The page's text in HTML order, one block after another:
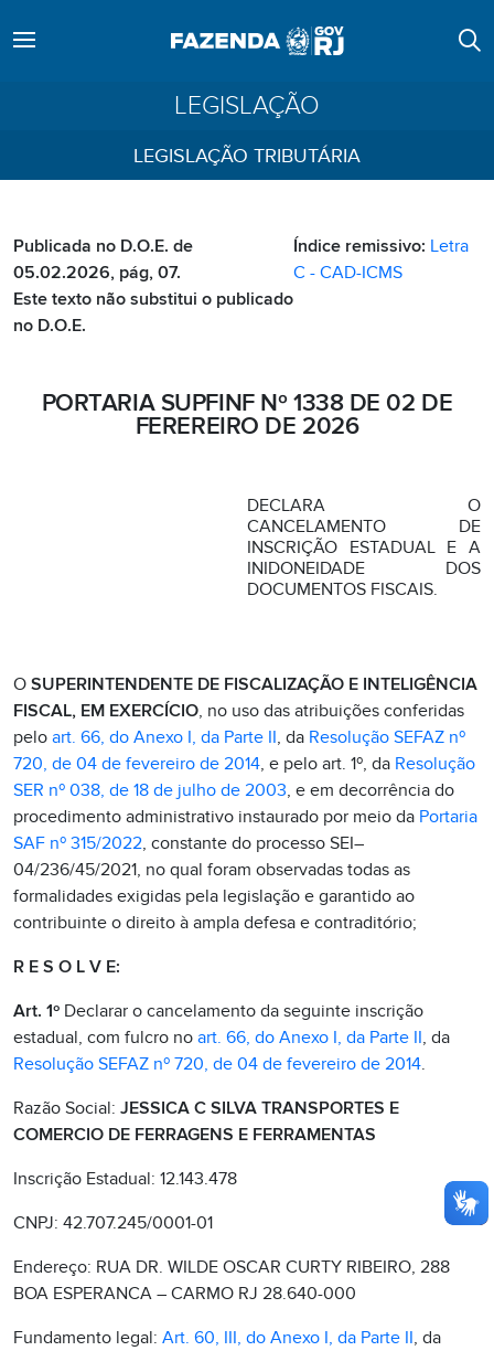
LEGISLAÇÃO
LEGISLAÇÃO TRIBUTÁRIA
Publicada no D.O.E. de
05.02.2026, pág, 07.
Este texto não substitui o publicado
no D.O.E.
Índice remissivo: Letra
C - CAD-ICMS
PORTARIA SUPFINF Nº 1338 DE 02 DE
FEREREIRO DE 2026
DECLARA O
CANCELAMENTO DE
INSCRIÇÃO ESTADUAL E A
INIDONEIDADE DOS
DOCUMENTOS FISCAIS.
O SUPERINTENDENTE DE FISCALIZAÇÃO E INTELIGÊNCIA
FISCAL, EM EXERCÍCIO, no uso das atribuições conferidas
pelo art. 66, do Anexo I, da Parte II, da Resolução SEFAZ nº
720, de 04 de fevereiro de 2014, e pelo art. 1º, da Resolução
SER nº 038, de 18 de julho de 2003, e em decorrência do
procedimento administrativo instaurado por meio da Portaria
SAF nº 315/2022, constante do processo SEI–
04/236/45/2021, no qual foram observadas todas as
formalidades exigidas pela legislação e garantido ao
contribuinte o direito à ampla defesa e contraditório;
R E S O L V E:
Art. 1º Declarar o cancelamento da seguinte inscrição
estadual, com fulcro no art. 66, do Anexo I, da Parte II, da
Resolução SEFAZ nº 720, de 04 de fevereiro de 2014.
Razão Social: JESSICA C SILVA TRANSPORTES E
COMERCIO DE FERRAGENS E FERRAMENTAS
Inscrição Estadual: 12.143.478
CNPJ: 42.707.245/0001-01
Endereço: RUA DR. WILDE OSCAR CURTY RIBEIRO, 288
BOA ESPERANCA – CARMO RJ 28.640-000
Fundamento legal: Art. 60, III, do Anexo I, da Parte II, da